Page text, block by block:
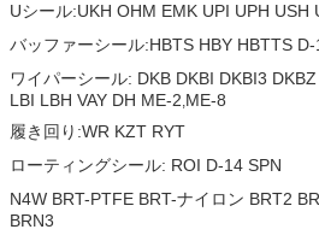
Uシール:UKH OHM EMK UPI UPH USH
バッファーシール:HBTS HBY HBTTS
ワイパーシール: DKB DKBI DKBI3
LBI LBH VAY DH ME-2,ME-8
履き回り:WR KZT RYT
ローティングシール: ROI D-14 SPN
N4W BRT-PTFE BRT-ナイロン BRT2
BRN3